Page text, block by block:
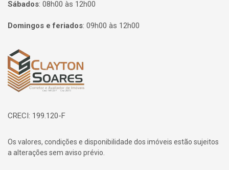
Sábados: 08h00 às 12h00
Domingos e feriados: 09h00 às 12h00
Página inicial
CRECI: 199.120-F
Os valores, condições e disponibilidade dos imóveis estão sujeitos
a alterações sem aviso prévio.